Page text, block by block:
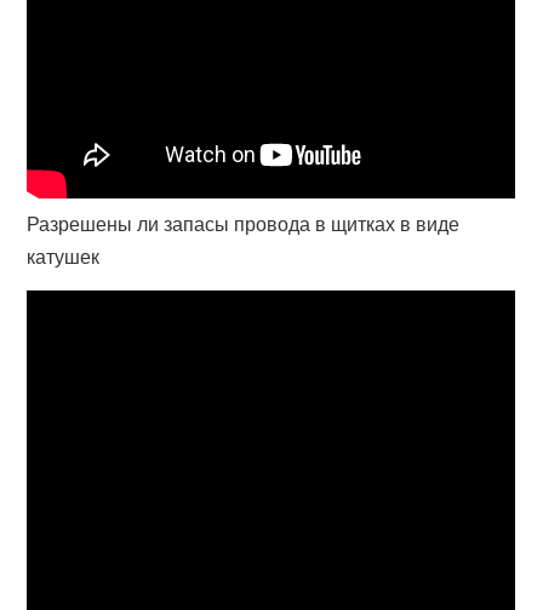
Разрешены ли запасы провода в щитках в виде
катушек